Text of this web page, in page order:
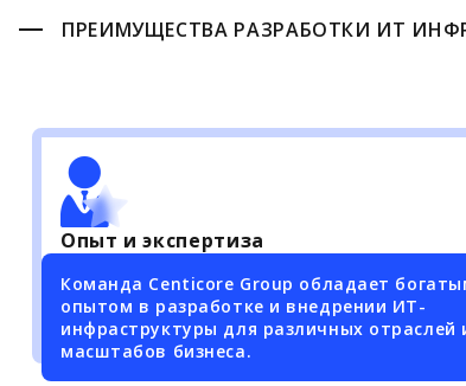
ПРЕИМУЩЕСТВА РАЗРАБОТКИ ИТ
Опыт и экспертиза
Команда Centicore Group обладает
опытом в разработке и внедрении ИТ-
инфраструктуры для различных отраслей
масштабов бизнеса.